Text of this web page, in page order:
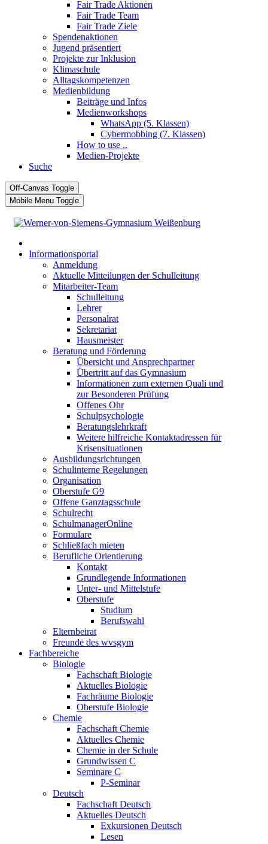
Fair Trade Aktionen
Fair Trade Team
Fair Trade Ziele
Spendenaktionen
Jugend präsentiert
Projekte zur Inklusion
Klimaschule
Alltagskompetenzen
Medienbildung
Beiträge und Infos
Medienworkshops
WhatsApp (5. Klassen)
Cybermobbing (7. Klassen)
How to use ..
Medien-Projekte
Suche
Off-Canvas Toggle
Mobile Menu Toggle
Informationsportal
Anmeldung
Aktuelle Mitteilungen der Schulleitung
Mitarbeiter-Team
Schulleitung
Lehrer
Personalrat
Sekretariat
Hausmeister
Beratung und Förderung
Übersicht und Ansprechpartner
Übertritt auf das Gymnasium
Informationen zum externen Quali und
zur Besonderen Prüfung
Offenes Ohr
Schulpsychologie
Beratungslehrkraft
Weitere hilfreiche Kontaktadressen für
Krisensituationen
Ausbildungsrichtungen
Schulinterne Regelungen
Organisation
Oberstufe G9
Offene Ganztagsschule
Schulrecht
SchulmanagerOnline
Formulare
Schließfach mieten
Berufliche Orientierung
Kontakt
Grundlegende Informationen
Unter- und Mittelstufe
Oberstufe
Studium
Berufswahl
Elternbeirat
Freunde des wvsgym
Fachbereiche
Biologie
Fachschaft Biologie
Aktuelles Biologie
Fachräume Biologie
Oberstufe Biologie
Chemie
Fachschaft Chemie
Aktuelles Chemie
Chemie in der Schule
Grundwissen C
Seminare C
P-Seminar
Deutsch
Fachschaft Deutsch
Aktuelles Deutsch
Exkursionen Deutsch
Lesen